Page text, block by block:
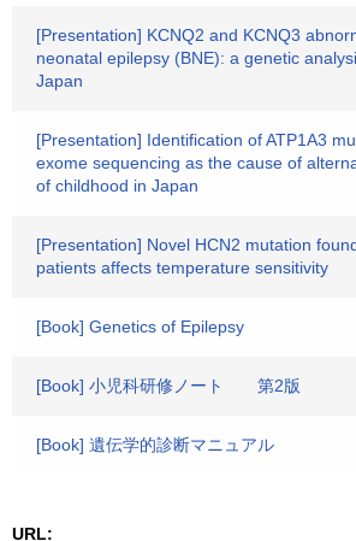
[Presentation] KCNQ2 and KCNQ3
neonatal epilepsy (BNE): a genetic
Japan
[Presentation] Identification of ATP1A3
exome sequencing as the cause of
of childhood in Japan
[Presentation] Novel HCN2 mutation
patients affects temperature sensitivity
[Book] Genetics of Epilepsy
[Book] 小児科研修ノート 第2版
[Book] 遺伝学的診断マニュアル
URL: